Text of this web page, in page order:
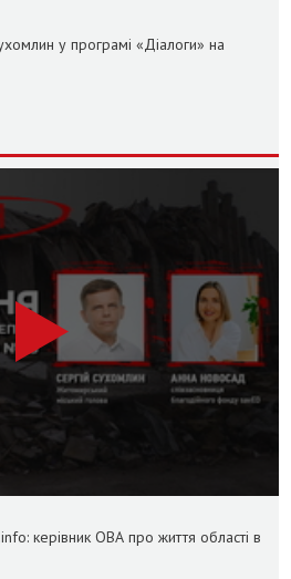
у програмі «Діалоги» на
керівник ОВА про життя області в